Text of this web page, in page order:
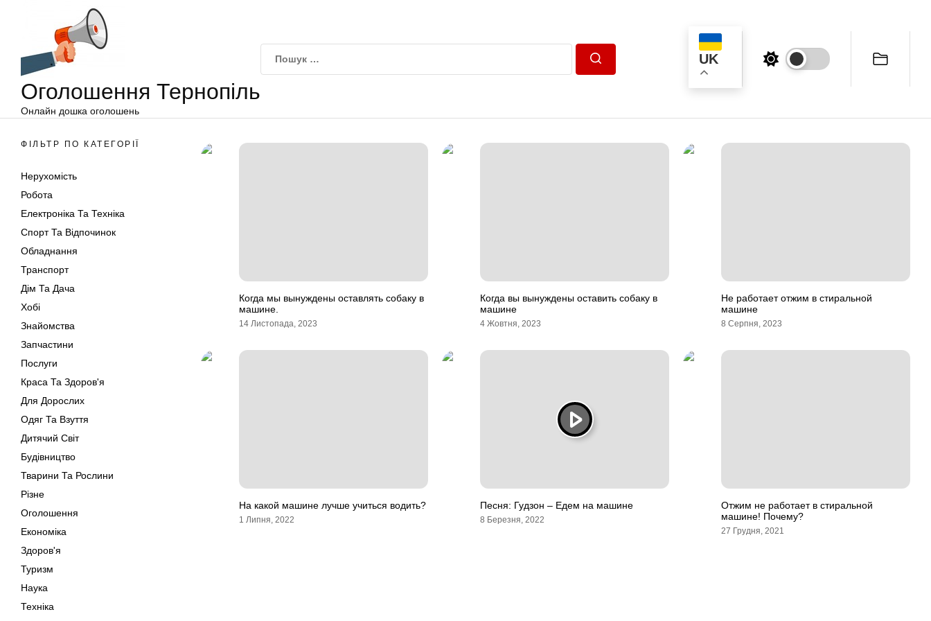
Оголошення Тернопіль
Онлайн дошка оголошень
UK
ФІЛЬТР ПО КАТЕГОРІЇ
Нерухомість
Робота
Електроніка Та Техніка
Спорт Та Відпочинок
Обладнання
Транспорт
Дім Та Дача
Хобі
Знайомства
Запчастини
Послуги
Краса Та Здоров'я
Для Дорослих
Одяг Та Взуття
Дитячий Світ
Будівництво
Тварини Та Рослини
Різне
Оголошення
Економіка
Здоров'я
Туризм
Наука
Техніка
Когда мы вынуждены оставлять собаку в
машине.
14 Листопада, 2023
Когда вы вынуждены оставить собаку в
машине
4 Жовтня, 2023
Не работает отжим в стиральной
машине
8 Серпня, 2023
На какой машине лучше учиться водить?
1 Липня, 2022
Песня: Гудзон – Едем на машине
8 Березня, 2022
Отжим не работает в стиральной
машине! Почему?
27 Грудня, 2021